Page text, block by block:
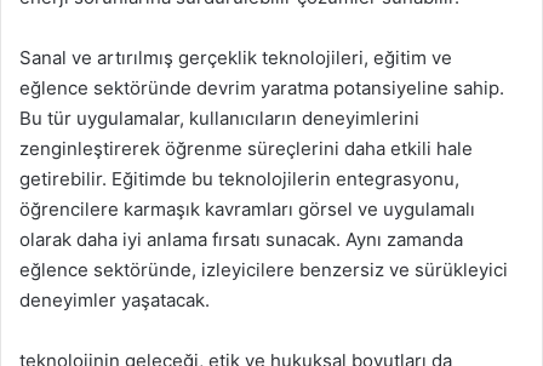
Sanal ve artırılmış gerçeklik teknolojileri, eğitim ve
eğlence sektöründe devrim yaratma potansiyeline sahip.
Bu tür uygulamalar, kullanıcıların deneyimlerini
zenginleştirerek öğrenme süreçlerini daha etkili hale
getirebilir. Eğitimde bu teknolojilerin entegrasyonu,
öğrencilere karmaşık kavramları görsel ve uygulamalı
olarak daha iyi anlama fırsatı sunacak. Aynı zamanda
eğlence sektöründe, izleyicilere benzersiz ve sürükleyici
deneyimler yaşatacak.
teknolojinin geleceği, etik ve hukuksal boyutları da